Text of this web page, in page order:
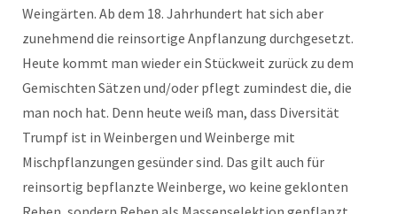
Weingärten. Ab dem 18. Jahrhundert hat sich aber
zunehmend die reinsortige Anpflanzung durchgesetzt.
Heute kommt man wieder ein Stückweit zurück zu dem
Gemischten Sätzen und/oder pflegt zumindest die, die
man noch hat. Denn heute weiß man, dass Diversität
Trumpf ist in Weinbergen und Weinberge mit
Mischpflanzungen gesünder sind. Das gilt auch für
reinsortig bepflanzte Weinberge, wo keine geklonten